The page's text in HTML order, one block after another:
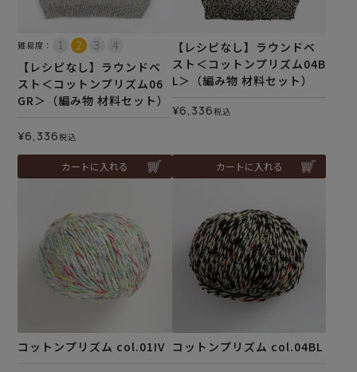
難易度：
【レシピなし】ラウンドベ
スト＜コットンプリズム06
GR＞（編み物 材料セット）
¥6,336税込
カートに入れる
【レシピなし】ラウンドベ
スト＜コットンプリズム04B
L＞（編み物 材料セット）
¥6,336税込
カートに入れる
コットンプリズム col.01IV コットンプリズム col.04BL